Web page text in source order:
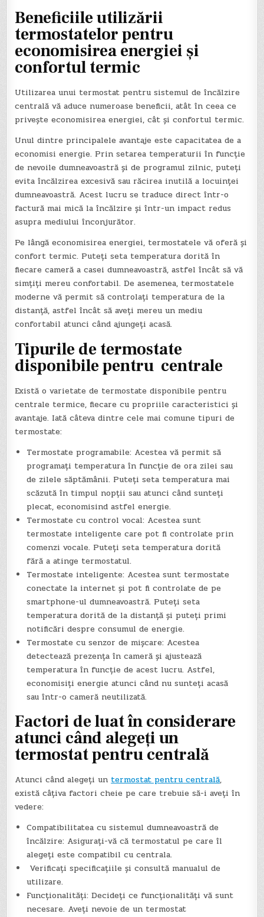
Beneficiile utilizării
termostatelor pentru
economisirea energiei și
confortul termic
Utilizarea unui termostat pentru sistemul de încălzire
centrală vă aduce numeroase beneficii, atât în ceea ce
privește economisirea energiei, cât și confortul termic.
Unul dintre principalele avantaje este capacitatea de a
economisi energie. Prin setarea temperaturii în funcție
de nevoile dumneavoastră și de programul zilnic, puteți
evita încălzirea excesivă sau răcirea inutilă a locuinței
dumneavoastră. Acest lucru se traduce direct într-o
factură mai mică la încălzire și într-un impact redus
asupra mediului înconjurător.
Pe lângă economisirea energiei, termostatele vă oferă și
confort termic. Puteți seta temperatura dorită în
fiecare cameră a casei dumneavoastră, astfel încât să vă
simțiți mereu confortabil. De asemenea, termostatele
moderne vă permit să controlați temperatura de la
distanță, astfel încât să aveți mereu un mediu
confortabil atunci când ajungeți acasă.
Tipurile de termostate
disponibile pentru centrale
Există o varietate de termostate disponibile pentru
centrale termice, fiecare cu propriile caracteristici și
avantaje. Iată câteva dintre cele mai comune tipuri de
termostate:
Termostate programabile: Acestea vă permit să
programați temperatura în funcție de ora zilei sau
de zilele săptămânii. Puteți seta temperatura mai
scăzută în timpul nopții sau atunci când sunteți
plecat, economisind astfel energie.
Termostate cu control vocal: Acestea sunt
termostate inteligente care pot fi controlate prin
comenzi vocale. Puteți seta temperatura dorită
fără a atinge termostatul.
Termostate inteligente: Acestea sunt termostate
conectate la internet și pot fi controlate de pe
smartphone-ul dumneavoastră. Puteți seta
temperatura dorită de la distanță și puteți primi
notificări despre consumul de energie.
Termostate cu senzor de mișcare: Acestea
detectează prezența în cameră și ajustează
temperatura în funcție de acest lucru. Astfel,
economisiți energie atunci când nu sunteți acasă
sau într-o cameră neutilizată.
Factori de luat în considerare
atunci când alegeți un
termostat pentru centrală
Atunci când alegeți untermostat pentru centrală,
există câțiva factori cheie pe care trebuie să-i aveți în
vedere:
Compatibilitatea cu sistemul dumneavoastră de
încălzire: Asigurați-vă că termostatul pe care îl
alegeți este compatibil cu centrala.
Verificați specificațiile și consultă manualul de
utilizare.
Funcționalități: Decideți ce funcționalități vă sunt
necesare. Aveți nevoie de un termostat